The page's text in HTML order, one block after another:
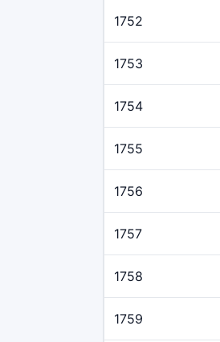
1752
1753
1754
1755
1756
1757
1758
1759